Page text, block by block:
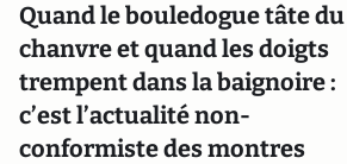
Quand le bouledogue tâte du
chanvre et quand les doigts
trempent dans la baignoire :
c’est l’actualité non-
conformiste des montres